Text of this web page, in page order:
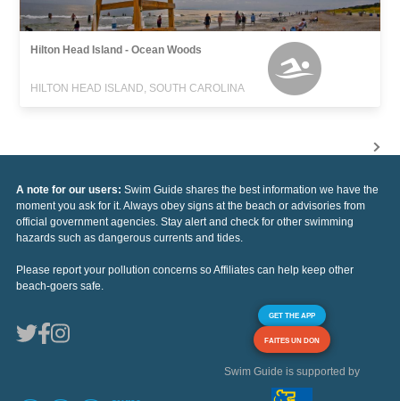
Hilton Head Island - Ocean Woods
HILTON HEAD ISLAND, SOUTH CAROLINA
A note for our users: Swim Guide shares the best information we have the
moment you ask for it. Always obey signs at the beach or advisories from
official government agencies. Stay alert and check for other swimming
hazards such as dangerous currents and tides.
Please report your pollution concerns so Affiliates can help keep other
beach-goers safe.
GET THE APP
FAITES UN DON
Swim Guide is supported by